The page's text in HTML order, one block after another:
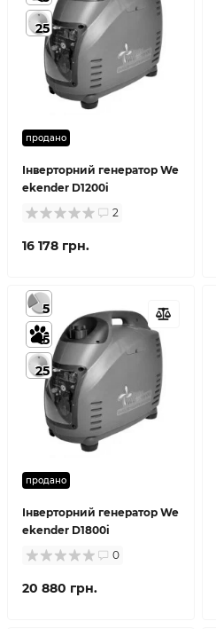
продано
Інверторний генератор We
ekender D1200i
25
2
16 178 грн.
продано
Інверторний генератор We
ekender D1800i
5
5
25
0
20 880 грн.